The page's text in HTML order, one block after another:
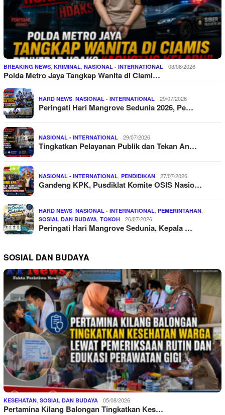
BREAKING NEWS KRIMINAL NASIONAL - INTERNATIONAL 03/08/2026
Polda Metro Jaya Tangkap Wanita di Ciami…
HARD NEWS NASIONAL - INTERNATIONAL 29/07/2026
Peringati Hari Mangrove Sedunia 2026, Pe…
NASIONAL - INTERNATIONAL 29/07/2026
Tingkatkan Pelayanan Publik dan Tekan An…
NASIONAL - INTERNATIONAL PENDIDIKAN 27/07/2026
Gandeng KPK, Pusdiklat Komite OSIS Nasio…
HARD NEWS NASIONAL - INTERNATIONAL PEMERINTAHAN
SOSIAL DAN BUDAYA TOKOH 26/07/2026
Peringati Hari Mangrove Sedunia, Kepala …
SOSIAL DAN BUDAYA
KESEHATAN SOSIAL DAN BUDAYA 05/08/2026
Pertamina Kilang Balongan Tingkatkan Kes…